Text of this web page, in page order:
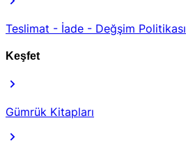
Teslimat - İade - Değşim Politikası
Keşfet
Gümrük Kitapları